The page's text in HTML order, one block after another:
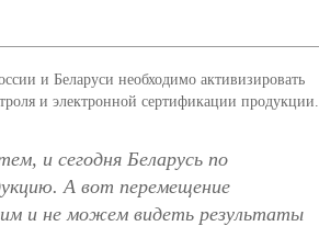
и Беларуси необходимо активизировать
и электронной сертификации продукции.
и сегодня Беларусь по
А вот перемещение
и не можем видеть результаты